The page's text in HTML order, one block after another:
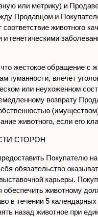
или метрику) и
Продавцом и
соответствие животного
генетическими
жестокое обращение с
гуманности, влечет
или неухоженном
возврату
животного, если его
СТОРОН
Покупателю
обязательство
карьеры.
обеспечить животному
в течении 5
назад животное при